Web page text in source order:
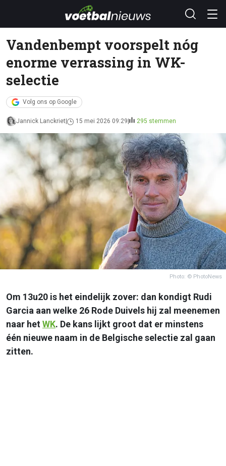
Vandenbempt voorspelt nóg
enorme verrassing in WK-
selectie
Volg ons op Google
Jannick Lanckriet 15 mei 2026 09:29 295 stemmen
Photo: © PhotoNews
Om 13u20 is het eindelijk zover: dan kondigt Rudi
Garcia aan welke 26 Rode Duivels hij zal meenemen
naar hetWK. De kans lijkt groot dat er minstens
één nieuwe naam in de Belgische selectie zal gaan
zitten.